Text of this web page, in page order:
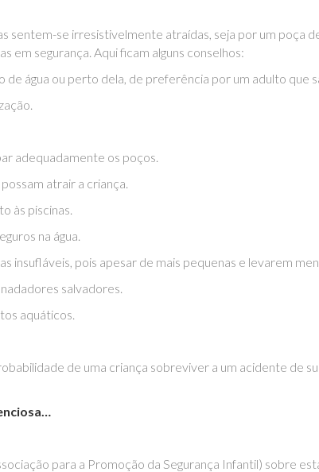
sentem-se irresistivelmente atraídas, seja por um poça
em segurança. Aqui ficam alguns conselhos:
água ou perto dela, de preferência por um adulto que
adequadamente os poços.
atrair a criança.
às piscinas.
na água.
pois apesar de mais pequenas e levarem
salvadores.
aquáticos.
de uma criança sobreviver a um acidente de
para a Promoção da Segurança Infantil) sobre